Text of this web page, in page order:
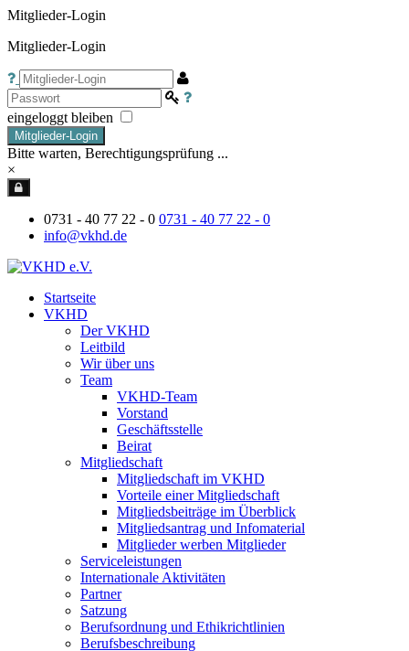
Mitglieder-Login
Mitglieder-Login
eingeloggt bleiben
Mitglieder-Login
Bitte warten, Berechtigungsprüfung ...
×
0731 - 40 77 22 - 0 0731 - 40 77 22 - 0
info@vkhd.de
Startseite
VKHD
Der VKHD
Leitbild
Wir über uns
Team
VKHD-Team
Vorstand
Geschäftsstelle
Beirat
Mitgliedschaft
Mitgliedschaft im VKHD
Vorteile einer Mitgliedschaft
Mitgliedsbeiträge im Überblick
Mitgliedsantrag und Infomaterial
Mitglieder werben Mitglieder
Serviceleistungen
Internationale Aktivitäten
Partner
Satzung
Berufsordnung und Ethikrichtlinien
Berufsbeschreibung